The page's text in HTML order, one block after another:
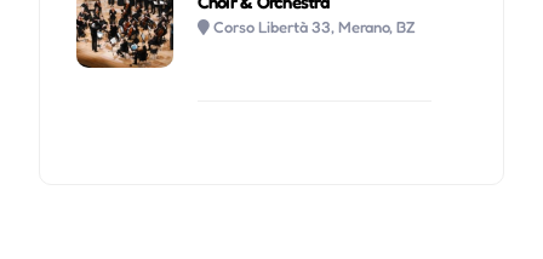
Corso Libertà 33, Merano, BZ